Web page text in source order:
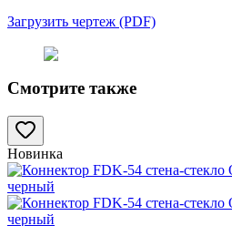
Загрузить чертеж (PDF)
Смотрите также
Новинка